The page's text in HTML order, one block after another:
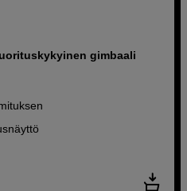
gimbaali